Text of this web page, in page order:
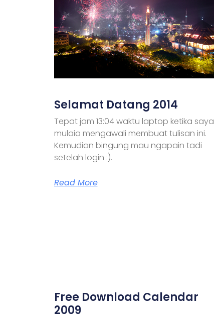
Selamat Datang 2014
Tepat jam 13:04 waktu laptop ketika saya
mulaia mengawali membuat tulisan ini.
Kemudian bingung mau ngapain tadi
setelah login :).
Read More
Free Download Calendar
2009